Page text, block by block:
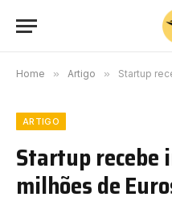
Home » Artigo » Startup recebe
ARTIGO
Startup recebe
milhões de